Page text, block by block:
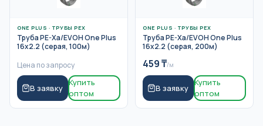
ONE PLUS · ТРУБЫ PEX
Труба PE-Xa/EVOH One Plus
16x2.2 (серая, 100м)
Цена по запросу
В заявку
Купить
оптом
ONE PLUS · ТРУБЫ PEX
Труба PE-Xa/EVOH One Plus
16x2.2 (серая, 200м)
459₸/м
В заявку
Купить
оптом